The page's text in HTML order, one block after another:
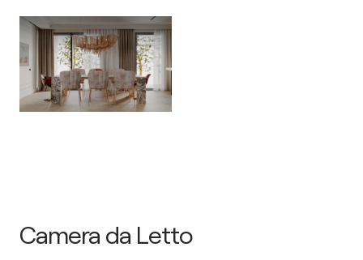
Camera da Letto